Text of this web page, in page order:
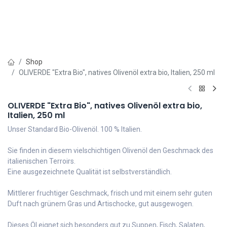
Shop
OLIVERDE "Extra Bio", natives Olivenöl extra bio, Italien, 250 ml
OLIVERDE "Extra Bio", natives Olivenöl extra bio,
Italien, 250 ml
Unser Standard Bio-Olivenöl. 100 % Italien.
Sie finden in diesem vielschichtigen Olivenöl den Geschmack des
italienischen Terroirs.
Eine ausgezeichnete Qualität ist selbstverständlich.
Mittlerer fruchtiger Geschmack, frisch und mit einem sehr guten
Duft nach grünem Gras und Artischocke, gut ausgewogen.
Dieses Öl eignet sich besonders gut zu Suppen, Fisch, Salaten,